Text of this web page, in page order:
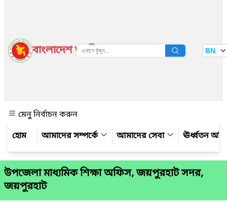
বাংলাদেশ জাতীয় তথ্য বাতায়ন BN
মেনু নির্বাচন করুন
আমাদের সম্পর্কে
আমাদের সেবা ঊর্ধ্বতন
উপজেলা মাধ্যমিক শিক্ষা অফিস, জয়পুরহাট সদর,
জয়পুরহাট